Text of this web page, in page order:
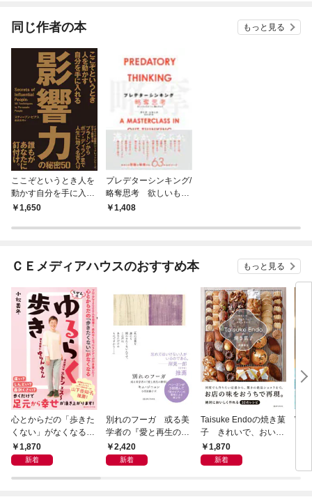
同じ作者の本 もっと見る
ここぞというとき人を
動かす自分を手に入れ
る 影響力の秘密50
1,650
プレデターシンキング/
略奪思考 欲しいもの
はすべて「誰かのも
1,408
ＣＥメディアハウスのおすすめ本 もっと見る
心とからだの「歩きた
くない」がなくなる
らせん流 ゆるらく歩
き
1,870
新着
別れのフーガ 或る美
学者の『愛と再生の断
章』2,420
新着
Taisuke Endoの焼き菓
子 きれいで、おいし
く、ナチュラルに
1,870
新着